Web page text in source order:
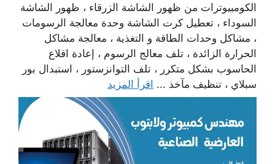
الكومبيوترات من ظهور الشاشة الزرقاء ، ظهور الشاشة
السوداء ، تعطيل كرت الشاشة وحدة معالجة الرسومات
، مشاكل وحدات الطاقة و التغذية ، معالجة مشاكل
الحرارة الزائدة ، تلف معالج الرسوم ، إعادة اقلاع
الحاسوب بشكل متكرر ، تلف التوانزستور ، استبدال بور
سبلاي ، تنظيف مآخذ ... اقرأ المزيد